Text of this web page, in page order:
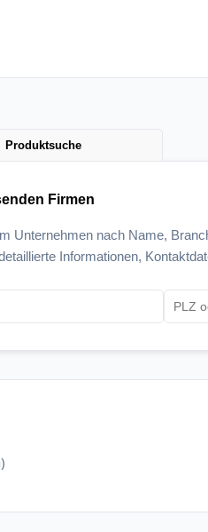
Produktsuche
Firmen
Unternehmen nach Name,
Informationen,